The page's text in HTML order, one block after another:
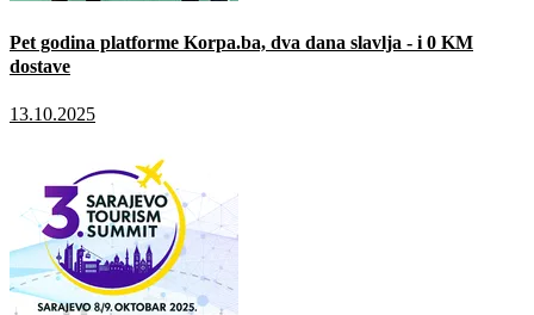
Pet godina platforme Korpa.ba, dva dana slavlja - i 0 KM
dostave
13.10.2025